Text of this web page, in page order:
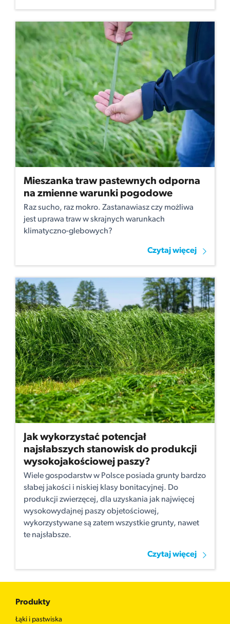
Mieszanka traw pastewnych odporna
na zmienne warunki pogodowe
Raz sucho, raz mokro. Zastanawiasz czy możliwa
jest uprawa traw w skrajnych warunkach
klimatyczno-glebowych?
Czytaj więcej
Jak wykorzystać potencjał
najsłabszych stanowisk do produkcji
wysokojakościowej paszy?
Wiele gospodarstw w Polsce posiada grunty bardzo
słabej jakości i niskiej klasy bonitacyjnej. Do
produkcji zwierzęcej, dla uzyskania jak najwięcej
wysokowydajnej paszy objetościowej,
wykorzystywane są zatem wszystkie grunty, nawet
te najsłabsze.
Czytaj więcej
Produkty
Łąki i pastwiska